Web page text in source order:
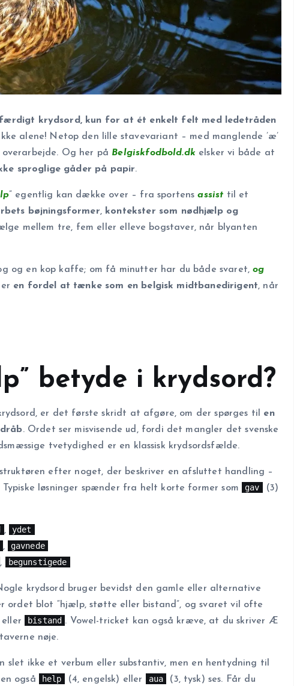
krydsord, kun for at ét enkelt felt med ledetråden
alene! Netop den lille stavevariant – med manglende ’æ’
Og her på Belgiskfodbold.dkelsker vi både at
sproglige gåder på papir.
” egentlig kan dække over – fra sportensassist til et
bøjningsformer, kontekster som nødhjælp og
mellem tre, fem eller elleve bogstaver, når blyanten
og en kop kaffe; om få minutter har du både svaret,og
en fordel at tænke som en belgisk midtbanedirigent, når
betyde i krydsord?
er det første skridt at afgøre, om der spørges til en
. Ordet ser misvisende ud, fordi det mangler det svenske
tvetydighed er en klassisk krydsordsfælde.
efter noget, der beskriver en afsluttet handling –
Typiske løsninger spænder fra helt korte former som gav
(3)
,
ydet
,
gavnede
, begunstigede
krydsord bruger bevidst den gamle eller alternative
ordet blot “hjælp, støtte eller bistand”, og svaret vil ofte
eller bistand . Vowel-tricket kan også kræve, at du skriver Æ
nøje.
slet ikke et verbum eller substantiv, men en hentydning til
også help (4, engelsk) eller aua
(3, tysk) ses. Får du